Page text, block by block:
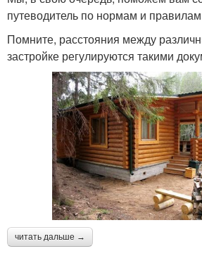
путеводитель по нормам и правилам
Помните, расстояния между
застройке регулируются такими
читать дальше →